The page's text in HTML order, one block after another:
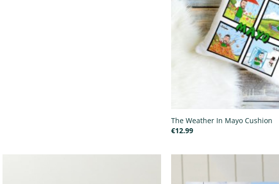
The Weather In Mayo Cushion
€12.99